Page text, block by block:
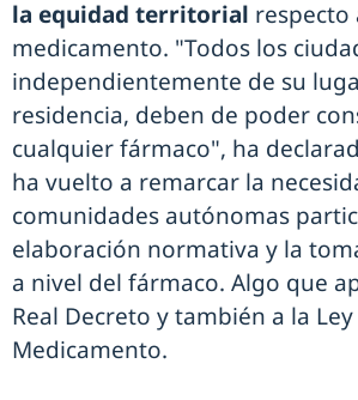
la equidad territorial respecto
medicamento. "Todos los
independientemente de su
residencia, deben de poder
cualquier fármaco", ha
ha vuelto a remarcar la
comunidades autónomas
elaboración normativa y la
a nivel del fármaco. Algo que
Real Decreto y también a la
Medicamento.